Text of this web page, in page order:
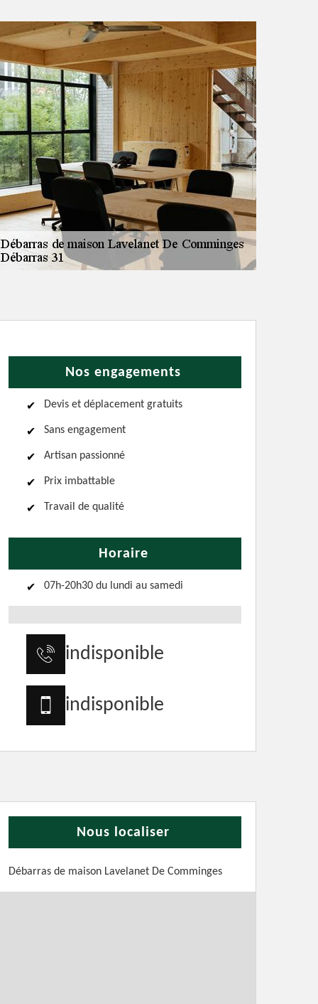
Nos engagements
Devis et déplacement gratuits
Sans engagement
Artisan passionné
Prix imbattable
Travail de qualité
Horaire
07h-20h30 du lundi au samedi
indisponible
indisponible
Nous localiser
Débarras de maison Lavelanet De Comminges